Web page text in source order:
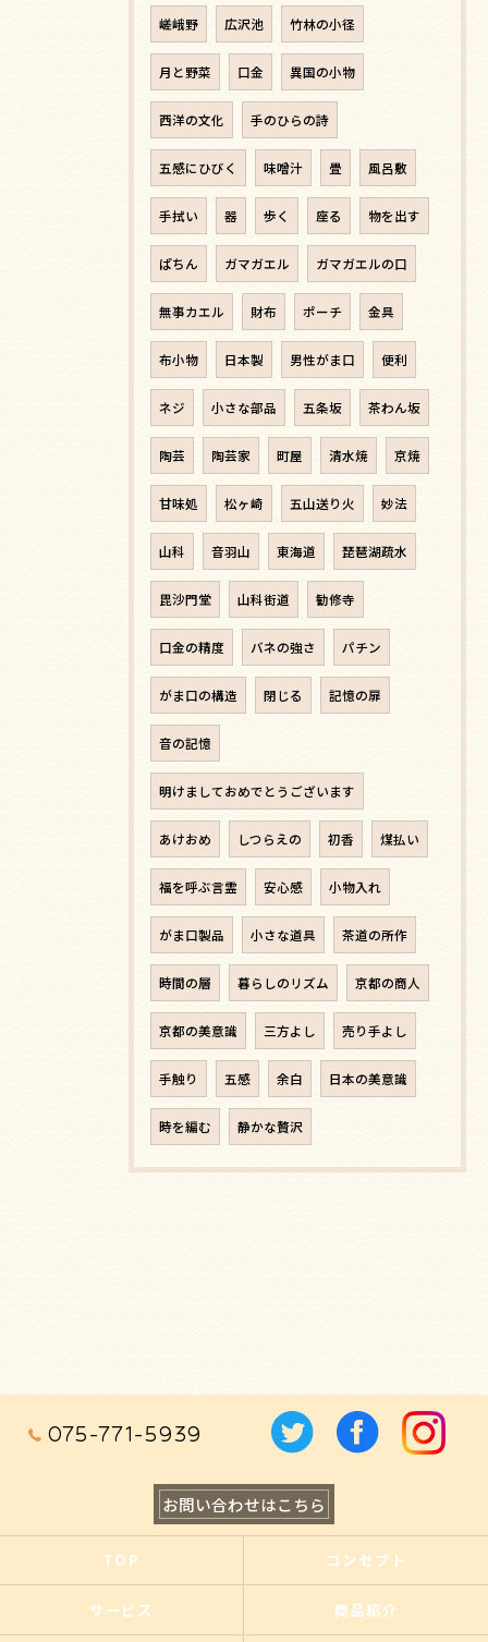
嵯峨野 広沢池 竹林の小径
月と野菜 口金 異国の小物
西洋の文化 手のひらの詩
五感にひびく 味噌汁 畳 風呂敷
手拭い 器 歩く 座る 物を出す
ぱちん ガマガエル ガマガエルの口
無事カエル 財布 ポーチ 金具
布小物 日本製 男性がま口 便利
ネジ 小さな部品 五条坂 茶わん坂
陶芸 陶芸家 町屋 清水焼 京焼
甘味処 松ヶ崎 五山送り火 妙法
山科 音羽山 東海道 琵琶湖疏水
毘沙門堂 山科街道 勧修寺
口金の精度 バネの強さ パチン
がま口の構造 閉じる 記憶の扉
音の記憶
明けましておめでとうございます
あけおめ しつらえの 初香 煤払い
福を呼ぶ言霊 安心感 小物入れ
がま口製品 小さな道具 茶道の所作
時間の層 暮らしのリズム 京都の商人
京都の美意識 三方よし 売り手よし
手触り 五感 余白 日本の美意識
時を編む 静かな贅沢
075-771-5939
お問い合わせはこちら
TOP コンセプト
サービス 商品紹介